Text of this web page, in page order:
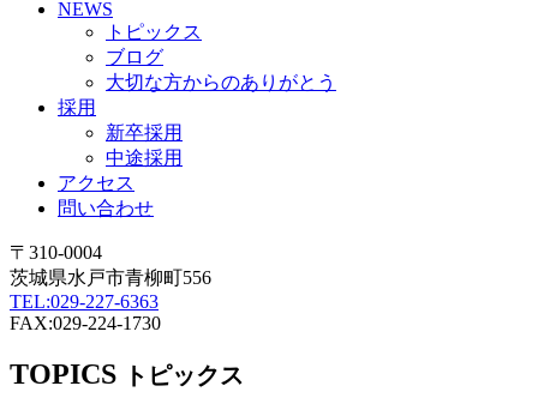
NEWS
トピックス
ブログ
大切な方からのありがとう
採用
新卒採用
中途採用
アクセス
問い合わせ
〒310-0004
茨城県水戸市青柳町556
TEL:029-227-6363
FAX:029-224-1730
TOPICS トピックス